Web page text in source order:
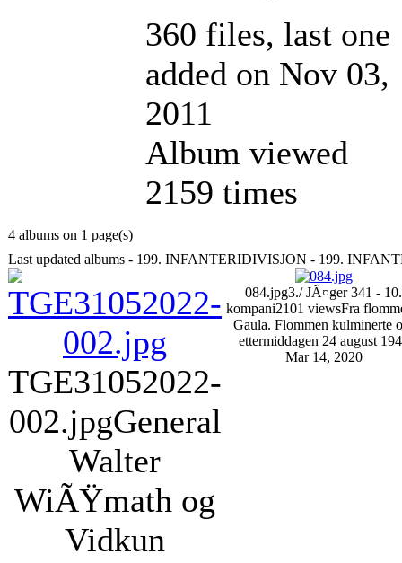
360 files, last one
added on Nov 03,
2011
Album viewed
2159 times
4 albums on 1 page(s)
Last updated albums - 199. INFANTERIDIVISJON - 199.
TGE31052022-
002.jpgGeneral
Walter
WiÃŸmath og
Vidkun
084.jpg3./ JÃ¤ger 341 - 10.
kompani2101 viewsFra
Gaula. Flommen kulminerte
ettermiddagen 24 august
Mar 14, 2020